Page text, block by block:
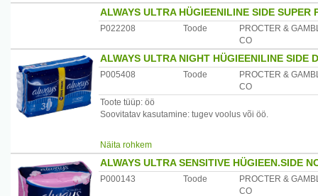
Optimasorb ultra sisemus imab vedeliku ülikiiresti ja
Flexi tiivakesed järgivad teie püksikute kuju ning side
ALWAYS ULTRA HÜGIEENILINE SIDE SUPER
P022208 Toode
PROCTER &
CO
ALWAYS ULTRA NIGHT HÜGIEENILINE SIDE
P005408 Toode
PROCTER &
CO
Toote tüüp: öö
Soovitatav kasutamine: tugev voolus või öö.
Kortsub vähem, pakkudes paremat kaitset üle terve
Optimasorb ultra sisemus imab vedeliku ülikiiresti ning
Näita rohkem
ALWAYS ULTRA SENSITIVE HÜGIEEN.SIDE
P000143 Toode
PROCTER &
CO